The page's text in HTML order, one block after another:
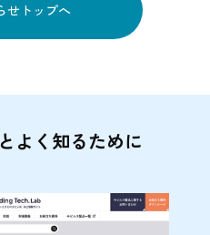
せトップへ
よく知るために